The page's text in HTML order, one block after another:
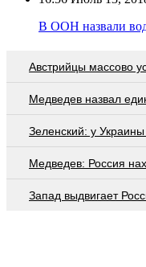
В ООН назвали
Австрийцы массово
Медведев назвал
Зеленский: у
Медведев: Россия
Запад выдвигает